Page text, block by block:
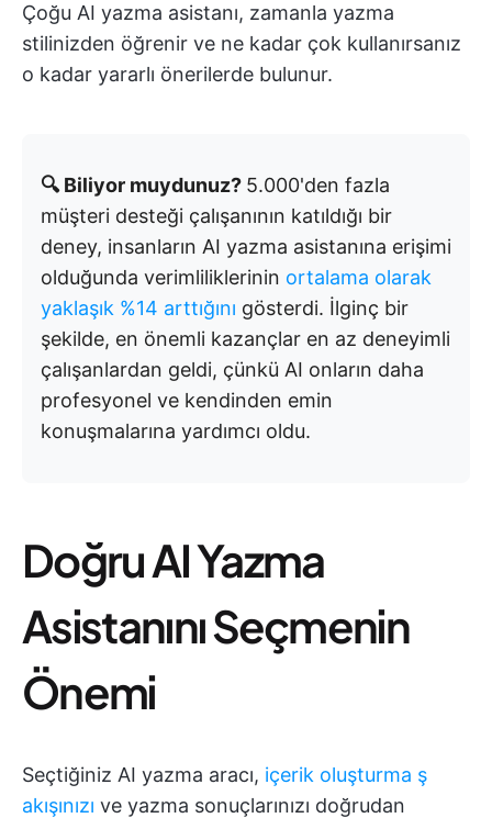
Çoğu AI yazma asistanı, zamanla yazma
stilinizden öğrenir ve ne kadar çok kullanırsanız
o kadar yararlı önerilerde bulunur.
🔍 Biliyor muydunuz? 5.000'den fazla
müşteri desteği çalışanının katıldığı bir
deney, insanların AI yazma asistanına erişimi
olduğunda verimliliklerinin ortalama olarak
yaklaşık %14 arttığını gösterdi. İlginç bir
şekilde, en önemli kazançlar en az deneyimli
çalışanlardan geldi, çünkü AI onların daha
profesyonel ve kendinden emin
konuşmalarına yardımcı oldu.
Doğru AI Yazma
Asistanını Seçmenin
Önemi
Seçtiğiniz AI yazma aracı, içerik oluşturma ş
akışınızı ve yazma sonuçlarınızı doğrudan